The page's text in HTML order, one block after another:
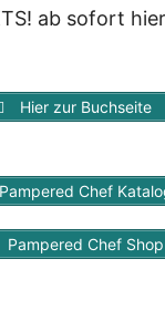
und dienen nur für
ab sofort
Hier zur Buchseite
Pampered Chef
Pampered Chef Shop